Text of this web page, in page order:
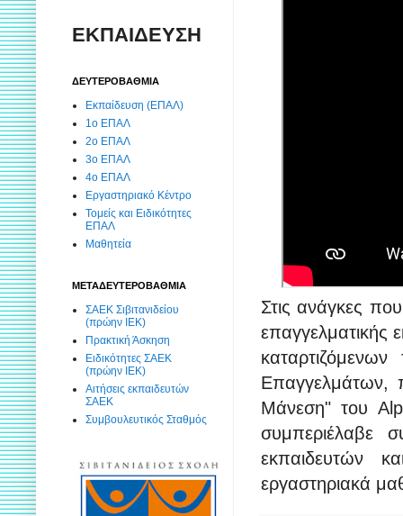
Στις ανάγκες
επαγγελματικής
Επαγγελμάτων,
Μάνεση" του
συμπεριέλαβε
εκπαιδευτών
εργαστηριακά
ΕΚΠΑΙΔΕΥΣΗ
ΔΕΥΤΕΡΟΒΑΘΜΙΑ
Εκπαίδευση (ΕΠΑΛ)
1ο ΕΠΑΛ
2ο ΕΠΑΛ
3ο ΕΠΑΛ
4ο ΕΠΑΛ
Εργαστηριακό Κέντρο
Τομείς και Ειδικότητες
ΕΠΑΛ
Μαθητεία
ΜΕΤΑΔΕΥΤΕΡΟΒΑΘΜΙΑ
ΣΑΕΚ Σιβιτανιδείου
(πρώην ΙΕΚ)
Πρακτική Άσκηση
Ειδικότητες ΣΑΕΚ
(πρώην ΙΕΚ)
Αιτήσεις εκπαιδευτών
ΣΑΕΚ
Συμβουλευτικός Σταθμός